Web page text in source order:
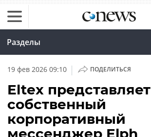
Разделы
19 фев 2026 09:10 | ПОДЕЛИТЬСЯ
Eltex представляет
собственный
корпоративный
мессенджер Elph